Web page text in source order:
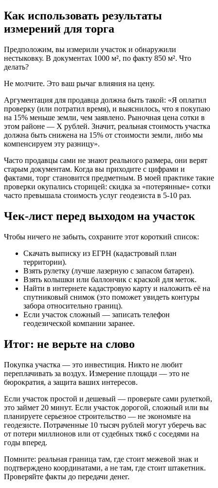
Как использовать результаты
измерений для торга
Предположим, вы измерили участок и обнаружили
нестыковку. В документах 1000 м², по факту 850 м². Что
делать?
Не молчите. Это ваш рычаг влияния на цену.
Аргументация для продавца должна быть такой: «Я оплатил
проверку (или потратил время), и выяснилось, что я покупаю
на 15% меньше земли, чем заявлено. Рыночная цена сотки в
этом районе — Х рублей. Значит, реальная стоимость участка
должна быть снижена на 15% от стоимости земли, либо мы
компенсируем эту разницу».
Часто продавцы сами не знают реального размера, они верят
старым документам. Когда вы приходите с цифрами и
фактами, торг становится предметным. В моей практике такие
проверки окупались сторицей: скидка за «потерянные» сотки
часто превышала стоимость услуг геодезиста в 5-10 раз.
Чек-лист перед выходом на участок
Чтобы ничего не забыть, сохраните этот короткий список:
Скачать выписку из ЕГРН (кадастровый план
территории).
Взять рулетку (лучше лазерную с запасом батареи).
Взять колышки или баллончик с краской для меток.
Найти в интернете кадастровую карту и наложить её на
спутниковый снимок (это поможет увидеть контуры
забора относительно границ).
Если участок сложный — записать телефон
геодезической компании заранее.
Итог: не верьте на слово
Покупка участка — это инвестиция. Никто не любит
переплачивать за воздух. Измерение площади — это не
бюрократия, а защита ваших интересов.
Если участок простой и дешевый — проверьте сами рулеткой,
это займет 20 минут. Если участок дорогой, сложный или вы
планируете серьезное строительство — не экономьте на
геодезисте. Потраченные 10 тысяч рублей могут уберечь вас
от потери миллионов или от судебных тяжб с соседями на
годы вперед.
Помните: реальная граница там, где стоит межевой знак и
подтверждено координатами, а не там, где стоит штакетник.
Проверяйте факты до передачи денег.